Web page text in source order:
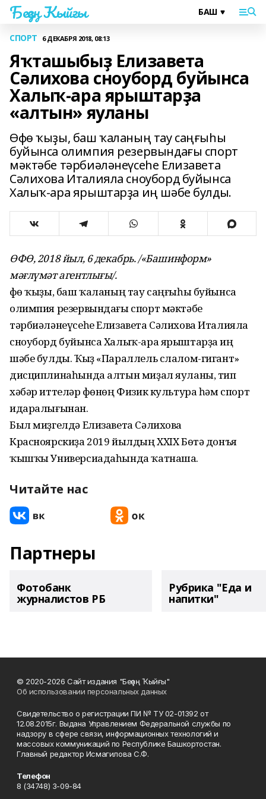
Беҙҙең Ҡыйғы
СПОРТ 6 ДЕКАБРЯ 2018, 08:13
Яҡташыбыҙ Елизавета
Сәлихова сноуборд буйынса
Халыҡ-ара ярыштарҙа
«алтын» яуланы
Өфө ҡыҙы, баш ҡаланың тау саңғыһы
буйынса олимпия резервындағы спорт
мәктәбе тәрбиәләнеүсеһе Елизавета
Сәлихова Италияла сноуборд буйынса
Халыҡ-ара ярыштарҙа иң шәбе булды.
ӨФӨ, 2018 йыл, 6 декабрь. /«Башинформ»
мәғлүмәт агентлығы/.
Өфө ҡыҙы, баш ҡаланың тау саңғыһы буйынса
олимпия резервындағы спорт мәктәбе
тәрбиәләнеүсеһе Елизавета Сәлихова Италияла
сноуборд буйынса Халыҡ-ара ярыштарҙа иң
шәбе булды. Ҡыҙ «Параллель слалом-гигант»
дисциплинаһында алтын миҙал яуланы, тип
хәбәр иттеләр Өфөнөң Физик культура һәм спорт
идаралығынан.
Был миҙгелдә Елизавета Сәлихова
Красноярскиҙа 2019 йылдың XXIX Бөтә донъя
ҡышҡы Универсиадаһында ҡатнаша.
Читайте нас
Партнеры
Фотобанк
журналистов РБ
Рубрика "Еда и
напитки"
© 2020-2026 Сайт издания "Беҙҙең Ҡыйғы"
Об использовании персональных данных
Свидетельство о регистрации ПИ № ТУ 02-01392 от
12.08.2015г. Выдана Управлением Федеральной службы по
надзору в сфере связи, информационных технологий и
массовых коммуникаций по Республике Башкортостан.
Главный редактор Исмагилова С.Ф.
Телефон
8 (34748) 3-09-84